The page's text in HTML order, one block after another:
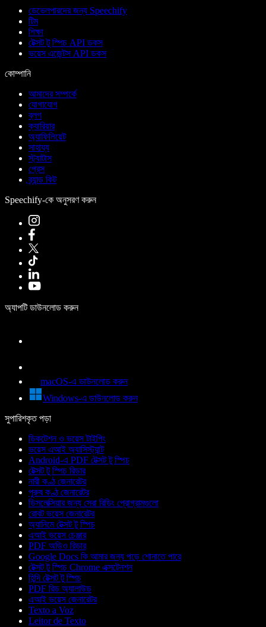
ডেভেলপারদের জন্য Speechify
টিম
শিক্ষা
টেক্সট টু স্পিচ API ডকস
ভয়েস এজেন্টস API ডকস
কোম্পানি
আমাদের সম্পর্কে
যোগাযোগ
ব্লগ
ক্যারিয়ার
অ্যাফিলিয়েট
সাহায্য
স্ট্যাটাস
প্রেস
ব্র্যান্ড কিট
Speechify-কে অনুসরণ করুন
অ্যাপটি ডাউনলোড করুন
macOS-এ ডাউনলোড করুন
Windows-এ ডাউনলোড করুন
সুপারিশকৃত পড়া
ডিকটেশন ও ভয়েস টাইপিং
ভয়েস এআই অ্যাসিস্ট্যান্ট
Android-এ PDF টেক্সট টু স্পিচ
টেক্সট টু স্পিচ রিডার
নারী কণ্ঠ জেনারেটর
পুরুষ কণ্ঠ জেনারেটর
ডিসলেক্সিয়ার জন্য সেরা রিডিং প্রোগ্রামগুলো
রোবট ভয়েস জেনারেটর
অ্যানিমে টেক্সট টু স্পিচ
এআই ভয়েস চেঞ্জার
PDF অডিও রিডার
Google Docs কি আমার জন্য পড়ে শোনাতে পারে
টেক্সট টু স্পিচ Chrome এক্সটেনশন
হিন্দি টেক্সট টু স্পিচ
PDF রিড অ্যালাউড
এআই ভয়েস জেনারেটর
Texto a Voz
Leitor de Texto